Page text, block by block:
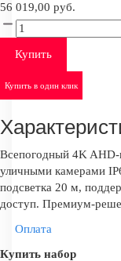
56 019,00 руб.
Купить
Купить в один клик
Всепогодный 4K AHD-
уличными камерами
подсветка 20 м,
доступ. Премиум-
Оплата
Купить набор